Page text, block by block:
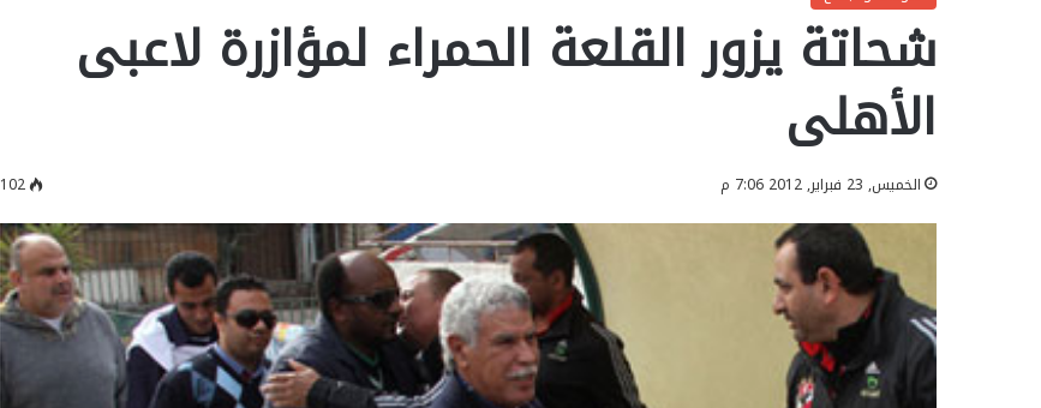
شحاتة يزور القلعة الحمراء لمؤازرة لاعبى
الأهلى
الخميس, 23 فبراير, 2012 7:06 م 102